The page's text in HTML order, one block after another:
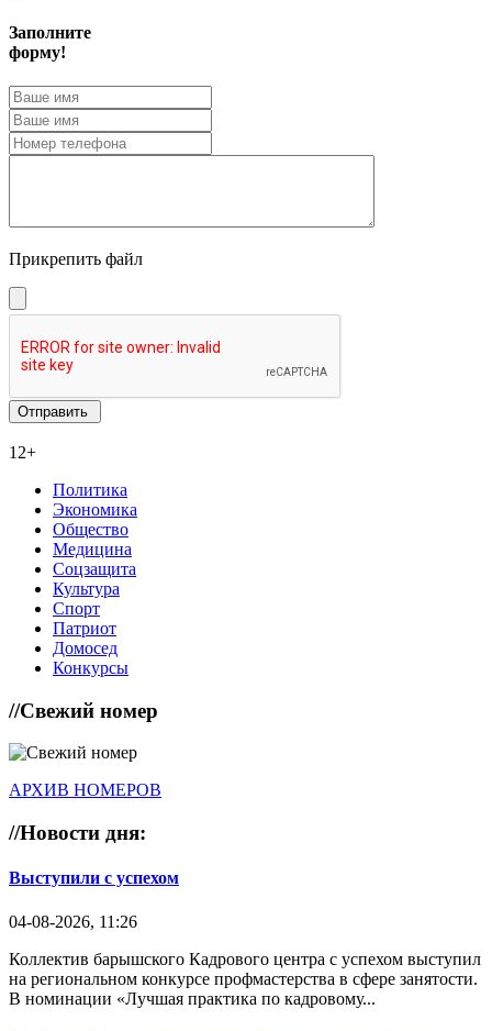
Заполните
форму!
Прикрепить файл
12+
Политика
Экономика
Общество
Медицина
Соцзащита
Культура
Спорт
Патриот
Домосед
Конкурсы
//Свежий номер
АРХИВ НОМЕРОВ
//Новости дня:
Выступили с успехом
04-08-2026, 11:26
Коллектив барышского Кадрового центра с успехом выступил
на региональном конкурсе профмастерства в сфере занятости.
В номинации «Лучшая практика по кадровому...